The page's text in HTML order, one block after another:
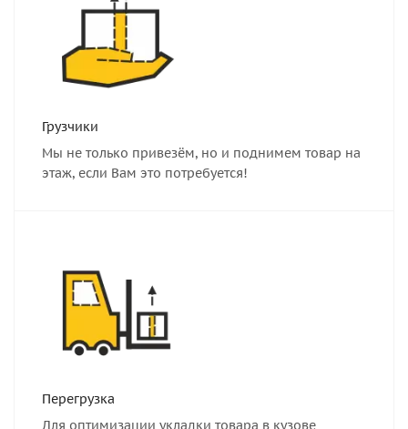
Грузчики
Мы не только привезём, но и поднимем товар на
этаж, если Вам это потребуется!
Перегрузка
Для оптимизации укладки товара в кузове